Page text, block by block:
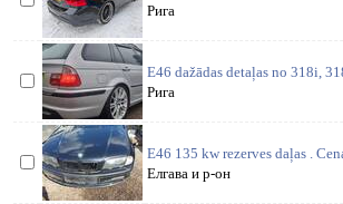
Рига
E46 dažādas detaļas no 318i,
Рига
E46 135 kw rezerves daļas .
Елгава и р-он